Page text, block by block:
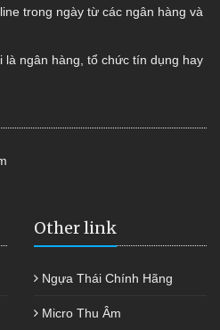
trong ngày từ các ngân hàng và
là ngân hàng, tổ chức tín dụng hay
Other link
Ngựa Thái Chính Hãng
Micro Thu Âm